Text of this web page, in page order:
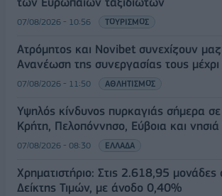
07/08/2026 - 10:56 ΤΟΥΡΙΣΜΟΣ
Ατρόμητος και Novibet συνεχίζουν
Ανανέωση της συνεργασίας τους
07/08/2026 - 11:50 ΑΘΛΗΤΙΣΜΟΣ
Υψηλός κίνδυνος πυρκαγιάς σήμερα σε
Κρήτη, Πελοπόννησο, Εύβοια και νησιά
07/08/2026 - 08:30 ΕΛΛΑΔΑ
Χρηματιστήριο: Στις 2.618,95 μονάδες
Δείκτης Τιμών, με άνοδο 0,40%